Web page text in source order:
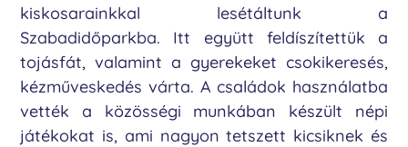
kiskosarainkkal lesétáltunk a
Szabadidőparkba. Itt együtt feldíszítettük a
tojásfát, valamint a gyerekeket csokikeresés,
kézműveskedés várta. A családok használatba
vették a közösségi munkában készült népi
játékokat is, ami nagyon tetszett kicsiknek és